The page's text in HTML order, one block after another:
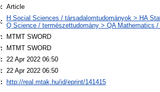
Article
H Social Sciences / társadalomtudományok > HA
Q Science / természettudomány > QA Mathematics
MTMT SWORD
MTMT SWORD
22 Apr 2022 06:50
22 Apr 2022 06:50
http://real.mtak.hu/id/eprint/141415